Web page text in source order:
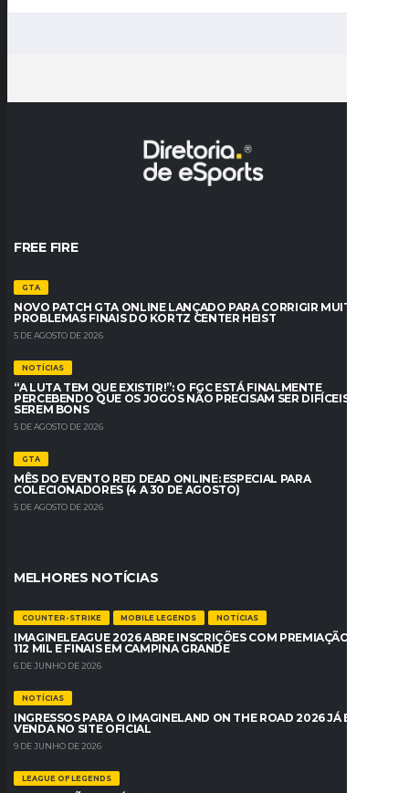
FREE FIRE
GTA
NOVO PATCH GTA ONLINE LANÇADO PARA CORRIGIR MUITOS
PROBLEMAS FINAIS DO KORTZ CENTER HEIST
5 DE AGOSTO DE 2026
NOTÍCIAS
“A LUTA TEM QUE EXISTIR!”: O FGC ESTÁ FINALMENTE
PERCEBENDO QUE OS JOGOS NÃO PRECISAM SER DIFÍCEIS PARA
SEREM BONS
5 DE AGOSTO DE 2026
GTA
MÊS DO EVENTO RED DEAD ONLINE: ESPECIAL PARA
COLECIONADORES (4 A 30 DE AGOSTO)
5 DE AGOSTO DE 2026
MELHORES NOTÍCIAS
COUNTER-STRIKE MOBILE LEGENDS NOTÍCIAS
IMAGINELEAGUE 2026 ABRE INSCRIÇÕES COM PREMIAÇÃO DE R$
112 MIL E FINAIS EM CAMPINA GRANDE
6 DE JUNHO DE 2026
NOTÍCIAS
INGRESSOS PARA O IMAGINELAND ON THE ROAD 2026 JÁ ESTÃO À
VENDA NO SITE OFICIAL
9 DE JUNHO DE 2026
LEAGUE OF LEGENDS